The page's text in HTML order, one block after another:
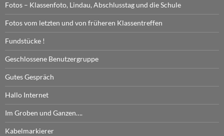
Fotos – Klassenfoto, Lindau, Abschlusstag und die Schule
Fotos vom letzten und von früheren Klassentreffen
Fundstücke !
Geschlossene Benutzergruppe
Gutes Gespräch
Hallo Internet
Im Groben und Ganzen….
Kabelmarkierer